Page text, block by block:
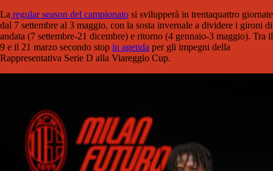
La regular season del campionato si svilupperà in trentaquattro giornate
dal 7 settembre al 3 maggio, con la sosta invernale a dividere i gironi di
andata (7 settembre-21 dicembre) e ritorno (4 gennaio-3 maggio). Tra il
9 e il 21 marzo secondo stop in agenda per gli impegni della
Rappresentativa Serie D alla Viareggio Cup.